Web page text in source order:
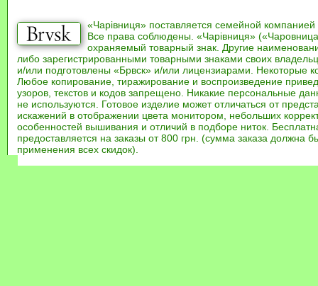
«Чарівниця» поставляется семейной компанией
Все права соблюдены. «Чарівниця»
охраняемый товарный знак. Другие
либо зарегистрированными товарными знаками своих
и/или подготовлены «Брвск» и/или лицензиарами. Некоторые
Любое копирование, тиражирование и воспроизведение
узоров, текстов и кодов запрещено. Никакие персональные
не используются. Готовое изделие может отличаться от
искажений в отображении цвета монитором, небольших
особенностей вышивания и отличий в подборе ниток.
предоставляется на заказы от 800 грн. (сумма заказа должна
применения всех скидок).